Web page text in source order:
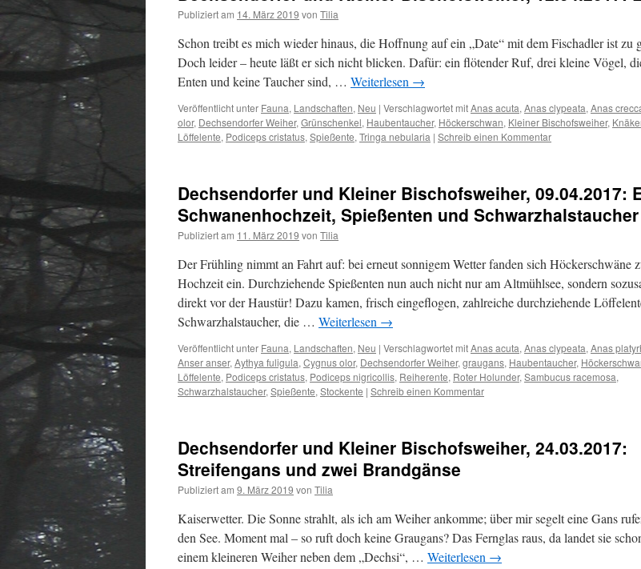
Publiziert am 14. März 2019 von Tilia
Schon treibt es mich wieder hinaus, die Hoffnung auf ein „Date“ mit dem Fischadler ist zu
Doch leider – heute läßt er sich nicht blicken. Dafür: ein flötender Ruf, drei kleine Vögel,
Enten und keine Taucher sind, … Weiterlesen →
Veröffentlicht unter Fauna, Landschaften, Neu | Verschlagwortet mitAnas acuta, Anas clypeata, Anas
olor, Dechsendorfer Weiher, Grünschenkel, Haubentaucher, Höckerschwan, Kleiner Bischofsweiher,
Löffelente, Podiceps cristatus, Spießente, Tringa nebularia | Schreib einen Kommentar
Dechsendorfer und Kleiner Bischofsweiher, 09.04.2017:
Schwanenhochzeit, Spießenten und Schwarzhalstaucher
Publiziert am 11. März 2019 von Tilia
Der Frühling nimmt an Fahrt auf: bei erneut sonnigem Wetter fanden sich Höckerschwäne
Hochzeit ein. Durchziehende Spießenten nun auch nicht nur am Altmühlsee, sondern
direkt vor der Haustür! Dazu kamen, frisch eingeflogen, zahlreiche durchziehende
Schwarzhalstaucher, die … Weiterlesen →
Veröffentlicht unter Fauna, Landschaften, Neu | Verschlagwortet mitAnas acuta, Anas clypeata, Anas
Anser anser, Aythya fuligula, Cygnus olor, Dechsendorfer Weiher, graugans, Haubentaucher,
Löffelente, Podiceps cristatus, Podiceps nigricollis, Reiherente, Roter Holunder, Sambucus racemosa,
Schwarzhalstaucher, Spießente, Stockente | Schreib einen Kommentar
Dechsendorfer und Kleiner Bischofsweiher, 24.03.2017:
Streifengans und zwei Brandgänse
Publiziert am 9. März 2019 von Tilia
Kaiserwetter. Die Sonne strahlt, als ich am Weiher ankomme; über mir segelt eine Gans
den See. Moment mal – so ruft doch keine Graugans? Das Fernglas raus, da landet sie
einem kleineren Weiher neben dem „Dechsi“, … Weiterlesen →